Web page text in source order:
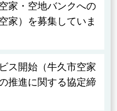
家・空地バンクへの
家）を募集していま
ス開始（牛久市空家
推進に関する協定締